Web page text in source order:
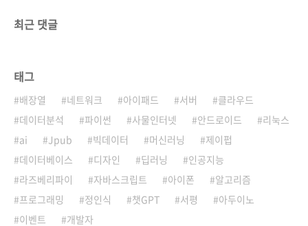
최근 댓글
태그
배장열 네트워크 아이패드 서버
클라우드
데이터분석
파이썬 사물인터넷 안드로이드
리눅스
ai
Jpub 빅데이터 머신러닝
제이펍
데이터베이스
디자인 딥러닝
인공지능
라즈베리파이
자바스크립트 아이폰
알고리즘
프로그래밍
정인식 챗GPT 서평
아두이노
이벤트
개발자